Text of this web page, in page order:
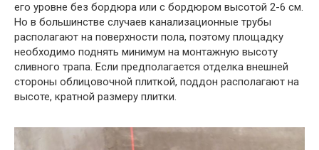
его уровне без бордюра или с бордюром высотой 2-6 см.
Но в большинстве случаев канализационные трубы
располагают на поверхности пола, поэтому площадку
необходимо поднять минимум на монтажную высоту
сливного трапа. Если предполагается отделка внешней
стороны облицовочной плиткой, поддон располагают на
высоте, кратной размеру плитки.